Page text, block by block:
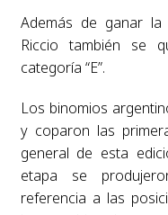
Además de ganar
Riccio también se
categoría “E”.
Los binomios
y coparon las
general de esta
etapa se
referencia a las